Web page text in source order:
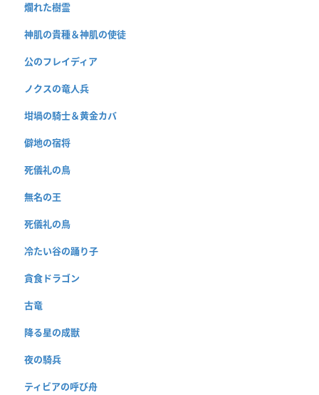
爛れた樹霊
神肌の貴種＆神肌の使徒
公のフレイディア
ノクスの竜人兵
坩堝の騎士＆黄金カバ
僻地の宿将
死儀礼の鳥
無名の王
死儀礼の鳥
冷たい谷の踊り子
貪食ドラゴン
古竜
降る星の成獣
夜の騎兵
ティビアの呼び舟